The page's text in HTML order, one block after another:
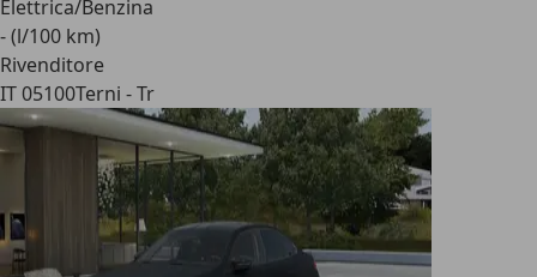
Elettrica/Benzina
- (l/100 km)
Rivenditore
IT 05100Terni - Tr